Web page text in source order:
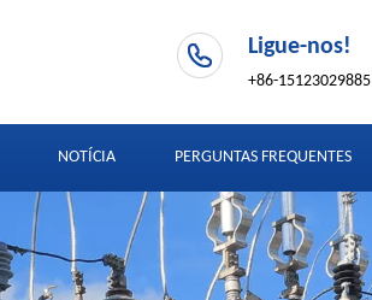
Ligue-nos!
+86-15123029885
NOTÍCIA PERGUNTAS FREQUENTES